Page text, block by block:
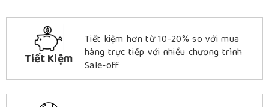
Tiết Kiệm
Tiết kiệm hơn từ 10-20% so với mua
hàng trực tiếp với nhiều chương trình
Sale-off